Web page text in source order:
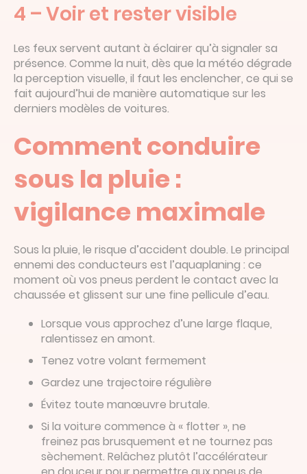
4 – Voir et rester visible
Les feux servent autant à éclairer qu’à signaler sa
présence. Comme la nuit, dès que la météo dégrade
la perception visuelle, il faut les enclencher, ce qui se
fait aujourd’hui de manière automatique sur les
derniers modèles de voitures.
Comment conduire
sous la pluie :
vigilance maximale
Sous la pluie, le risque d’accident double. Le principal
ennemi des conducteurs est l’aquaplaning : ce
moment où vos pneus perdent le contact avec la
chaussée et glissent sur une fine pellicule d’eau.
Lorsque vous approchez d’une large flaque,
ralentissez en amont.
Tenez votre volant fermement
Gardez une trajectoire régulière
Évitez toute manœuvre brutale.
Si la voiture commence à « flotter », ne
freinez pas brusquement et ne tournez pas
sèchement. Relâchez plutôt l’accélérateur